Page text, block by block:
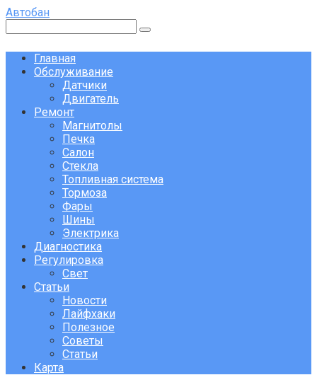
Перейти
контенту
Автобан
Главная
Обслуживание
Датчики
Двигатель
Ремонт
Магнитолы
Печка
Салон
Стекла
Топливная система
Тормоза
Фары
Шины
Электрика
Диагностика
Регулировка
Свет
Статьи
Новости
Лайфхаки
Полезное
Советы
Статьи
Карта